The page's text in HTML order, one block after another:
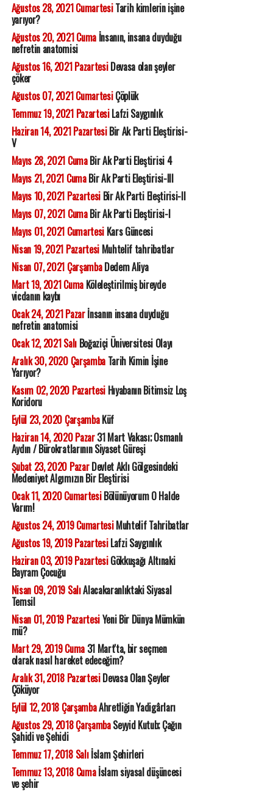
Ağustos 28, 2021 CumartesiTarih kimlerin işine
yarıyor?
Ağustos 20, 2021 Cumaİnsanın, insana duyduğu
nefretin anatomisi
Ağustos 16, 2021 PazartesiDevasa olan şeyler
çöker
Ağustos 07, 2021 CumartesiÇöplük
Temmuz 19, 2021 PazartesiLafzi Saygınlık
Haziran 14, 2021 PazartesiBir Ak Parti Eleştirisi-
V
Mayıs 28, 2021 CumaBir Ak Parti Eleştirisi 4
Mayıs 21, 2021 CumaBir Ak Parti Eleştirisi-III
Mayıs 10, 2021 PazartesiBir Ak Parti Eleştirisi-II
Mayıs 07, 2021 CumaBir Ak Parti Eleştirisi-I
Mayıs 01, 2021 CumartesiKars Güncesi
Nisan 19, 2021 PazartesiMuhtelif tahribatlar
Nisan 07, 2021 ÇarşambaDedem Aliya
Mart 19, 2021 CumaKöleleştirilmiş bireyde
vicdanın kaybı
Ocak 24, 2021 Pazarİnsanın insana duyduğu
nefretin anatomisi
Ocak 12, 2021 SalıBoğaziçi Üniversitesi Olayı
Aralık 30, 2020 ÇarşambaTarih Kimin İşine
Yarıyor?
Kasım 02, 2020 PazartesiHıyabanın Bitimsiz Loş
Koridoru
Eylül 23, 2020 ÇarşambaKüf
Haziran 14, 2020 Pazar31 Mart Vakası; Osmanlı
Aydın / Bürokratlarının Siyaset Güreşi
Şubat 23, 2020 PazarDevlet Aklı Gölgesindeki
Medeniyet Algımızın Bir Eleştirisi
Ocak 11, 2020 CumartesiBölünüyorum O Halde
Varım!
Ağustos 24, 2019 CumartesiMuhtelif Tahribatlar
Ağustos 19, 2019 PazartesiLafzi Saygınlık
Haziran 03, 2019 PazartesiGökkuşağı Altınaki
Bayram Çocuğu
Nisan 09, 2019 SalıAlacakaranlıktaki Siyasal
Temsil
Nisan 01, 2019 PazartesiYeni Bir Dünya Mümkün
mü?
Mart 29, 2019 Cuma31 Mart'ta, bir seçmen
olarak nasıl hareket edeceğim?
Aralık 31, 2018 PazartesiDevasa Olan Şeyler
Çöküyor
Eylül 12, 2018 ÇarşambaAhretliğin Yadigârları
Ağustos 29, 2018 ÇarşambaSeyyid Kutub; Çağın
Şahidi ve Şehidi
Temmuz 17, 2018 Salıİslam Şehirleri
Temmuz 13, 2018 Cumaİslam siyasal düşüncesi
ve şehir